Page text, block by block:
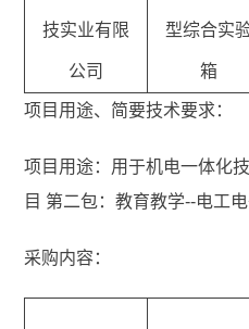
技实业有限
公司
型综合实
箱
项目用途、简要技术要求：
项目用途：用于机电一体化
目 第二包：教育教学--电工
采购内容：